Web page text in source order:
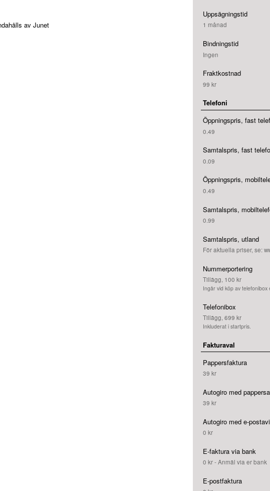
av Junet
Uppsägningstid
1 månad
Bindningstid
Ingen
Fraktkostnad
99 kr
Telefoni
Öppningspris, fast
0.49
Samtalspris, fast
0.09
Öppningspris,
0.49
Samtalspris,
0.99
Samtalspris, utland
För aktuella priser, se:
Nummerportering
Tillägg, 100 kr
Ingår vid köp av telefonibox
Telefonibox
Tillägg, 699 kr
Inkluderat i startpris.
Fakturaval
Pappersfaktura
39 kr
Autogiro med
39 kr
Autogiro med e-
0 kr
E-faktura via bank
0 kr - Anmäl via er bank
E-postfaktura